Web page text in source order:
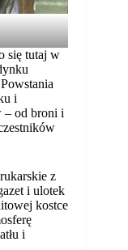
się tutaj w
i
– od broni i
z
i ulotek
kostce
i